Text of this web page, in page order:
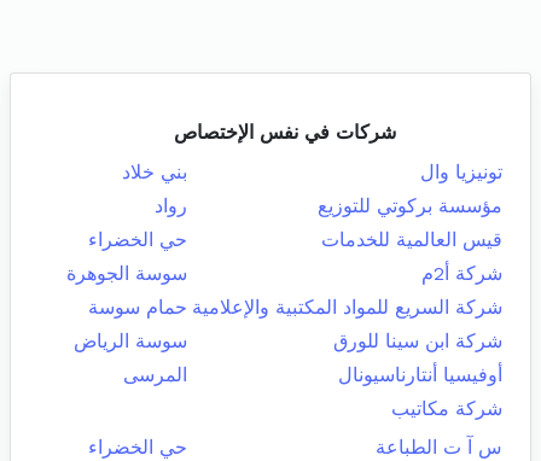
شركات في نفس الإختصاص
تونيزيا وال
بني خلاد
مؤسسة بركوتي للتوزيع
رواد
قيس العالمية للخدمات
حي الخضراء
شركة أ2م
سوسة الجوهرة
شركة السريع للمواد المكتبية والإعلامية حمام سوسة
شركة ابن سينا للورق
سوسة الرياض
أوفيسيا أنتارناسيونال
المرسى
شركة مكاتيب
س آ ت الطباعة
حي الخضراء